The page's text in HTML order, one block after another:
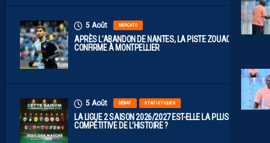
5 Août MERCATO
APRÈS L’ABANDON DE NANTES, LA PISTE ZOUAOUI SE
CONFIRME À MONTPELLIER
5 Août DÉBAT STATISTIQUES
LA LIGUE 2 SAISON 2026/2027 EST-ELLE LA PLUS
COMPÉTITIVE DE L’HISTOIRE ?